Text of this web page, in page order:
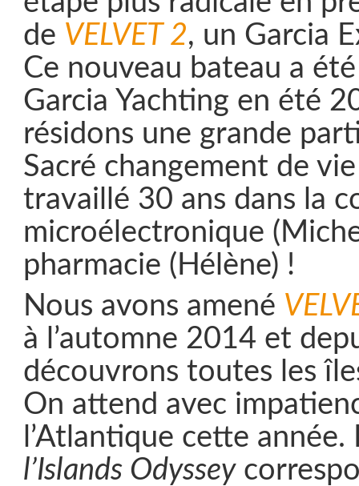
de VELVET 2, un Garcia
Ce nouveau bateau a
Garcia Yachting en été
résidons une grande
Sacré changement de
travaillé 30 ans dans la
microélectronique
pharmacie (Hélène) !
Nous avons amené
à l’automne 2014 et
découvrons toutes les
On attend avec
l’Atlantique cette année.
l’Islands Odyssey